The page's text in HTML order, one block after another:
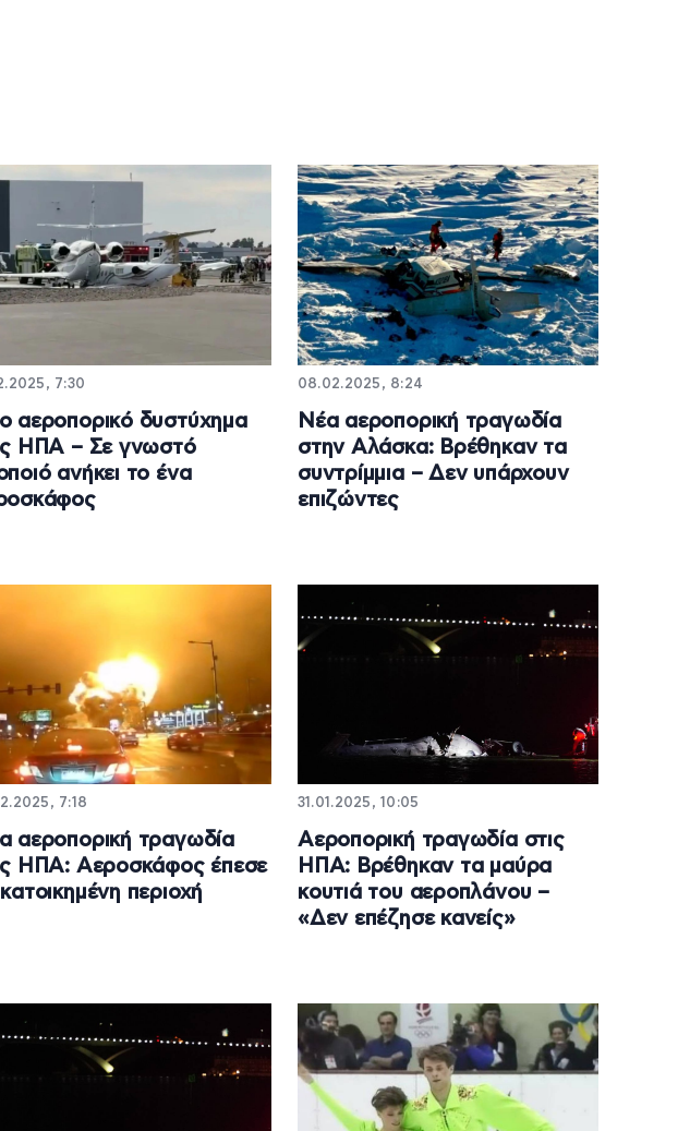
7:30
αεροπορικό δυστύχημα
ΗΠΑ – Σε γνωστό
ανήκει το ένα
08.02.2025, 8:24
Νέα αεροπορική τραγωδία
στην Αλάσκα: Βρέθηκαν τα
συντρίμμια – Δεν υπάρχουν
επιζώντες
7:18
αεροπορική τραγωδία
ΗΠΑ: Αεροσκάφος έπεσε
περιοχή
31.01.2025, 10:05
Aεροπορική τραγωδία στις
ΗΠΑ: Βρέθηκαν τα μαύρα
κουτιά του αεροπλάνου –
«Δεν επέζησε κανείς»